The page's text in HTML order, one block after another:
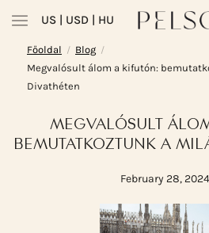
US | USD | HU
Főoldal / Blog /
Megvalósult álom a kifutón:
Divathéten
MEGVALÓSULT
BEMUTATKOZTUNK A
February 28, 2024